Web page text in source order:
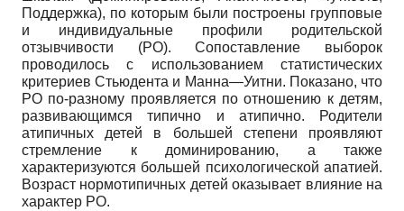
Поддержка), по которым были построены групповые
и индивидуальные профили родительской
отзывчивости (РО). Сопоставление выборок
проводилось с использованием статистических
критериев Стьюдента и Манна—Уитни. Показано, что
РО по-разному проявляется по отношению к детям,
развивающимся типично и атипично. Родители
атипичных детей в большей степени проявляют
стремление к доминированию, а также
характеризуются большей психологической апатией.
Возраст нормотипичных детей оказывает влияние на
характер РО.